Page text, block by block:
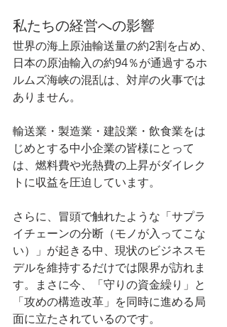
私たちの経営への影響
世界の海上原油輸送量の約2割を占め、
日本の原油輸入の約94％が通過するホ
ルムズ海峡の混乱は、対岸の火事では
ありません。
輸送業・製造業・建設業・飲食業をは
じめとする中小企業の皆様にとって
は、燃料費や光熱費の上昇がダイレク
トに収益を圧迫しています。
さらに、冒頭で触れたような「サプラ
イチェーンの分断（モノが入ってこな
い）」が起きる中、現状のビジネスモ
デルを維持するだけでは限界が訪れま
す。まさに今、「守りの資金繰り」と
「攻めの構造改革」を同時に進める局
面に立たされているのです。